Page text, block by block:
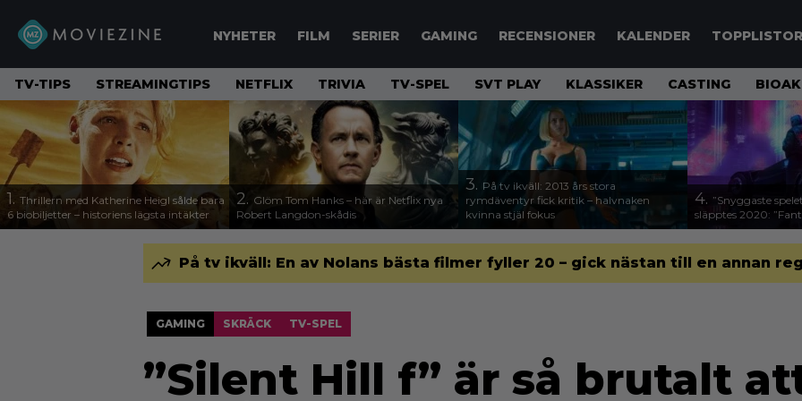
NYHETER FILM SERIER GAMING RECENSIONER KALENDER TOPPLISTOR
TV-TIPS STREAMINGTIPS NETFLIX TRIVIA TV-SPEL SVT PLAY KLASSIKER CASTING
1. Thrillern med Katherine Heigl sålde bara
6 biobiljetter – historiens lägsta intäkter
2. Glöm Tom Hanks – här är Netflix nya
Robert Langdon-skådis
3. På tv ikväll: 2013 års stora
rymdäventyr fick kritik – halvnaken
kvinna stjäl fokus
4. ”Snyggaste
släpptes 2020:
På tv ikväll: En av Nolans bästa filmer fyller 20 – gick nästan till en annan
GAMING SKRÄCK TV-SPEL
”Silent Hill f” är så brutalt